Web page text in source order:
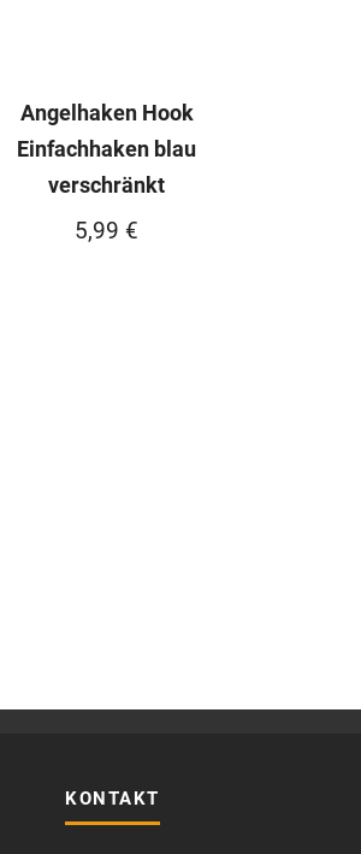
Angelhaken Hook
Einfachhaken blau
verschränkt
5,99 €
KONTAKT